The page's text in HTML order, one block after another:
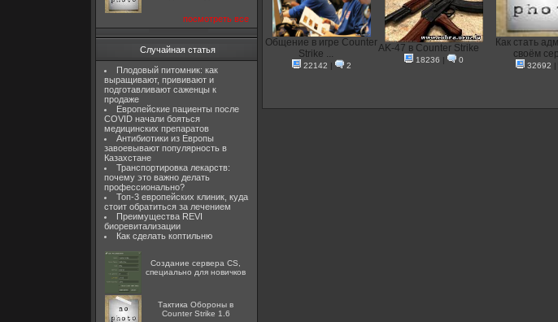
посмотреть все
Случайная статья
Плодовый питомник: как
выращивают, прививают и
подготавливают саженцы к
продаже
Европейские пациенты после
COVID начали бояться
медицинских препаратов
Антибиотики из Европы
завоевывают популярность в
Казахстане
Транспортировка лекарств:
почему это важно делать
профессионально?
Топ-3 европейских клиник, куда
стоит обратиться за лечением
Преимущества REVI
биоревитализации
Как сделать коптильню
Создание сервера CS,
специально для новичков
Тактика Обороны в
Counter Strike 1.6
Общение в игре Counter
Strike ...
22142 | 2
AK-47 в Counter Strike
18236 | 0
Как стать
своём
32692 |